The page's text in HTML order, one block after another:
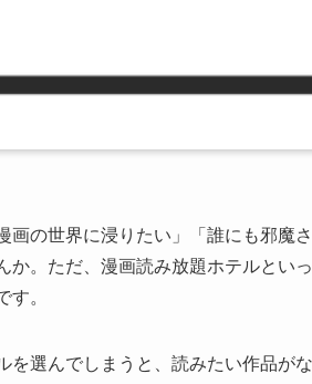
画の世界に浸りたい」「誰にも邪
か。ただ、漫画読み放題ホテルとい
す。
を選んでしまうと、読みたい作品が